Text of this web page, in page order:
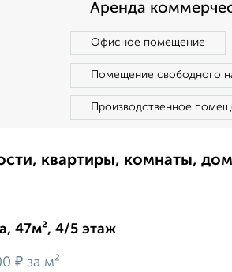
Аренда
Офисное помещение
Помещение свободного
Производственное
квартиры, комнаты,
47м², 4/5 этаж
₽ за м²